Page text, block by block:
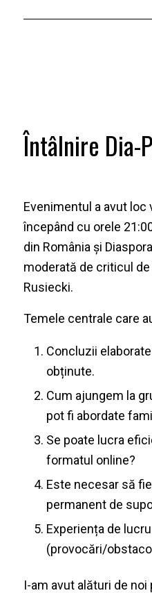
Întâlnire Dia-
Evenimentul a avut loc
începând cu orele
din România și
moderată de criticul
Rusiecki.
Temele centrale care
Concluzii
obținute.
Cum ajungem la
pot fi abordate
Se poate lucra
formatul online?
Este necesar să
permanent de
Experiența de
(provocări/
I-am avut alături de noi